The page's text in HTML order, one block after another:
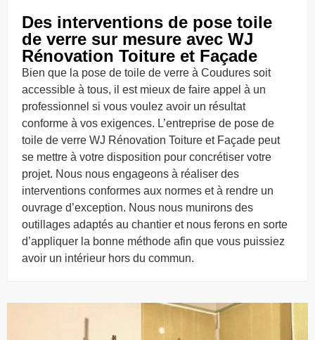
Des interventions de pose toile
de verre sur mesure avec WJ
Rénovation Toiture et Façade
Bien que la pose de toile de verre à Coudures soit
accessible à tous, il est mieux de faire appel à un
professionnel si vous voulez avoir un résultat
conforme à vos exigences. L’entreprise de pose de
toile de verre WJ Rénovation Toiture et Façade peut
se mettre à votre disposition pour concrétiser votre
projet. Nous nous engageons à réaliser des
interventions conformes aux normes et à rendre un
ouvrage d’exception. Nous nous munirons des
outillages adaptés au chantier et nous ferons en sorte
d’appliquer la bonne méthode afin que vous puissiez
avoir un intérieur hors du commun.